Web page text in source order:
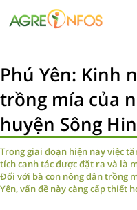
Phú Yên: Kinh
trồng mía của
huyện Sông
Trong giai đoạn hiện nay việc
tích canh tác được đặt ra và là
Đối với bà con nông dân trồng
Yên, vấn đề này càng cấp thiết